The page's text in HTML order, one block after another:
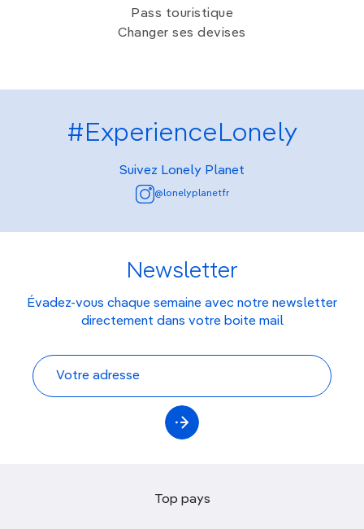
Pass touristique
Changer ses devises
#ExperienceLonely
Suivez Lonely Planet
@lonelyplanetfr
Newsletter
Évadez-vous chaque semaine avec notre newsletter
directement dans votre boite mail
Top pays